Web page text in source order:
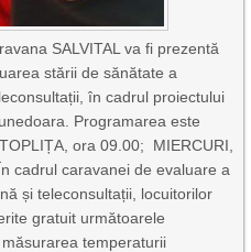
SALVITAL va fi prezentă
stării de sănătate a
în cadrul proiectului
Programarea este
ora 09.00; MIERCURI,
cadrul caravanei de evaluare a
și teleconsultații, locuitorilor
gratuit următoarele
temperaturii